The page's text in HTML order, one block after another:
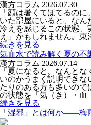
漢方コラム 2026.07.30
「顔は暑くてほてるの
いた部屋にいると、な
冷えを感じるこの状態、
え」かもしれません。東
続きを見る
気血水で読み解く夏の不
漢方コラム 2026.07.14
「夏になると、なんと
いのかうまく説明でき
たりのある方も多いので
の状態を「気（き）・血
続きを見る
「湿邪」とは何か――梅